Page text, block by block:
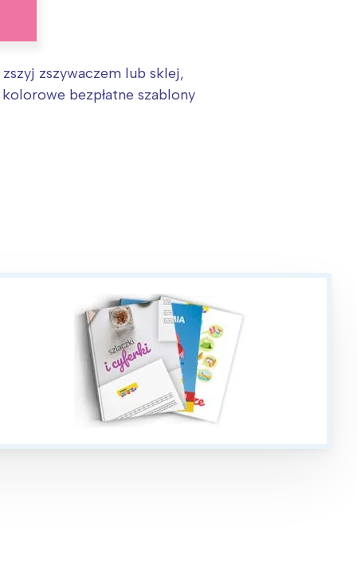
zszywaczem lub sklej,
bezpłatne szablony